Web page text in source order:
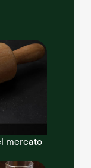
mercato